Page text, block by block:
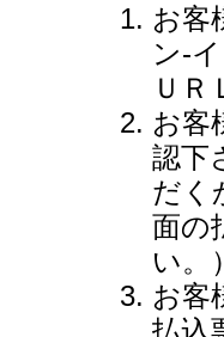
お客
ン-
Ｕ
お客
認下
だく
面の
い。
お客
払込